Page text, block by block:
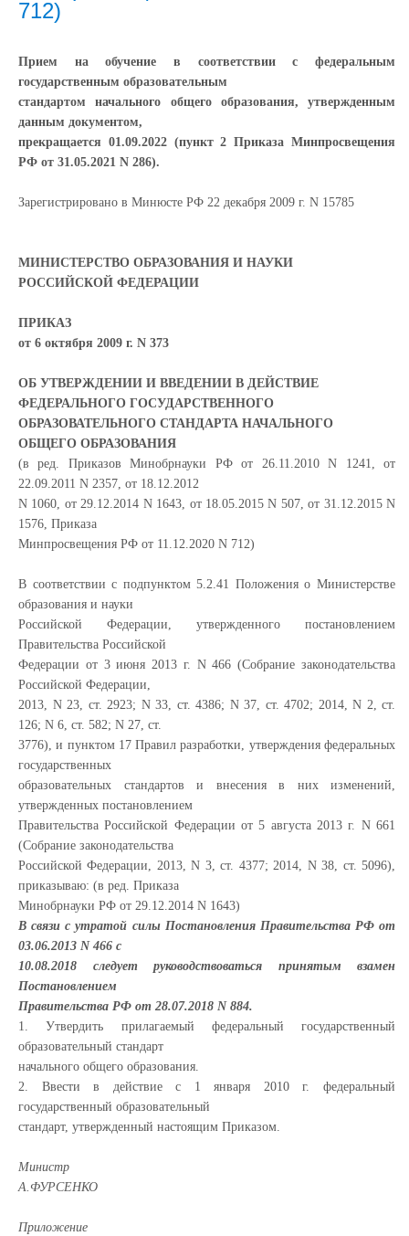
712)
Прием на обучение в соответствии с федеральным
государственным образовательным
стандартом начального общего образования, утвержденным
данным документом,
прекращается 01.09.2022 (пункт 2 Приказа Минпросвещения
РФ от 31.05.2021 N 286).
Зарегистрировано в Минюсте РФ 22 декабря 2009 г. N 15785
МИНИСТЕРСТВО ОБРАЗОВАНИЯ И НАУКИ
РОССИЙСКОЙ ФЕДЕРАЦИИ
ПРИКАЗ
от 6 октября 2009 г. N 373
ОБ УТВЕРЖДЕНИИ И ВВЕДЕНИИ В ДЕЙСТВИЕ
ФЕДЕРАЛЬНОГО ГОСУДАРСТВЕННОГО
ОБРАЗОВАТЕЛЬНОГО СТАНДАРТА НАЧАЛЬНОГО
ОБЩЕГО ОБРАЗОВАНИЯ
(в ред. Приказов Минобрнауки РФ от 26.11.2010 N 1241, от
22.09.2011 N 2357, от 18.12.2012
N 1060, от 29.12.2014 N 1643, от 18.05.2015 N 507, от 31.12.2015 N
1576, Приказа
Минпросвещения РФ от 11.12.2020 N 712)
В соответствии с подпунктом 5.2.41 Положения о Министерстве
образования и науки
Российской Федерации, утвержденного постановлением
Правительства Российской
Федерации от 3 июня 2013 г. N 466 (Собрание законодательства
Российской Федерации,
2013, N 23, ст. 2923; N 33, ст. 4386; N 37, ст. 4702; 2014, N 2, ст.
126; N 6, ст. 582; N 27, ст.
3776), и пунктом 17 Правил разработки, утверждения федеральных
государственных
образовательных стандартов и внесения в них изменений,
утвержденных постановлением
Правительства Российской Федерации от 5 августа 2013 г. N 661
(Собрание законодательства
Российской Федерации, 2013, N 3, ст. 4377; 2014, N 38, ст. 5096),
приказываю: (в ред. Приказа
Минобрнауки РФ от 29.12.2014 N 1643)
В связи с утратой силы Постановления Правительства РФ от
03.06.2013 N 466 с
10.08.2018 следует руководствоваться принятым взамен
Постановлением
Правительства РФ от 28.07.2018 N 884.
1. Утвердить прилагаемый федеральный государственный
образовательный стандарт
начального общего образования.
2. Ввести в действие с 1 января 2010 г. федеральный
государственный образовательный
стандарт, утвержденный настоящим Приказом.
Министр
А.ФУРСЕНКО
Приложение